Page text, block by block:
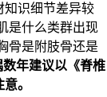
知识细节差异较
是什么类群出现
骨是附肢骨还是
数年建议以《脊椎
。